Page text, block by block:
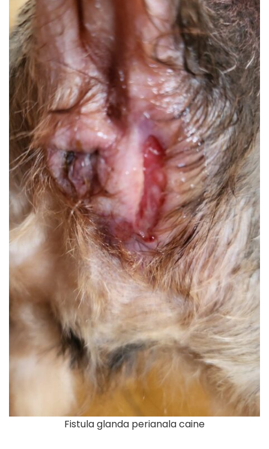
Fistula glanda perianala caine